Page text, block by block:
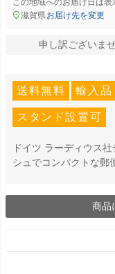
この地域へのお届け日は表
滋賀県お届け先を変更
申し訳ございま
送料無料 輸入品
スタンド設置可
ドイツ ラーディウス
シュでコンパクトな郵
商品